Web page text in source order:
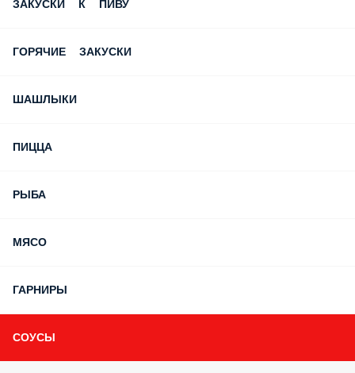
ЗАКУСКИ К ПИВУ
ГОРЯЧИЕ ЗАКУСКИ
ШАШЛЫКИ
ПИЦЦА
РЫБА
МЯСО
ГАРНИРЫ
СОУСЫ